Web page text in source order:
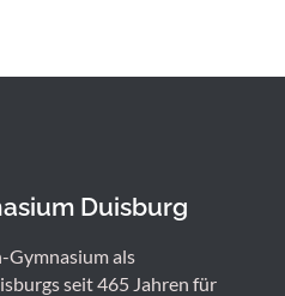
Duisburg
Gymnasium als
seit 465 Jahren für